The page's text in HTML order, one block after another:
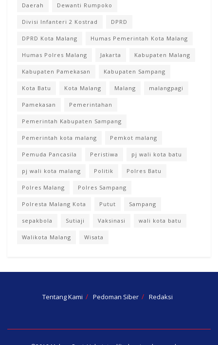
Daerah Dewanti Rumpoko
Divisi Infanteri 2 Kostrad DPRD
DPRD Kota Malang Humas Pemerintah Kota Malang
Humas Polres Malang Jakarta Kabupaten Malang
Kabupaten Pamekasan Kabupaten Sampang
Kota Batu Kota Malang Malang malangpagi
Pamekasan Pemerintahan
Pemerintah Kabupaten Sampang
Pemerintah kota malang Pemkot malang
Pemuda Pancasila Peristiwa pj wali kota batu
pj wali kota malang Politik Polres Batu
Polres Malang Polres Sampang
Polresta Malang Kota Putut Sampang
sepakbola Sutiaji Vaksinasi wali kota batu
Walikota Malang Wisata
Tentang Kami Pedoman Siber Redaksi